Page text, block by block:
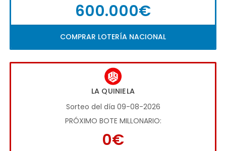
600.000€
COMPRAR LOTERÍA NACIONAL
LA QUINIELA
Sorteo del día 09-08-2026
PRÓXIMO BOTE MILLONARIO:
0€